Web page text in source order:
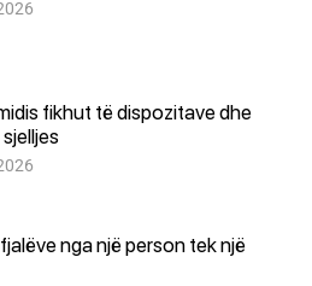
fikhut të dispozitave dhe
nga një person tek një